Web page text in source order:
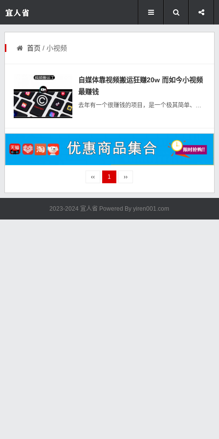
首页 / 小视频
自媒体靠视频搬运狂赚20w 而如今小视频
最赚钱
去年有一个很赚钱的项目，是一个极其简单、轻松、暴利，几乎0成本，人人可复制的项目！我有一天无意发现这个项目，先给大家看一个极端案例。这是腾讯企鹅号赚的钱，巅峰时期单账号一天的视频播放量，1300多万！巅峰...
‹‹ 1 ››
2023-2024 宜人省 Powered Byyiren001.com